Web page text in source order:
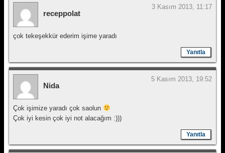
receppolat
3 Kasım 2013, 11:17
çok tekeşekkür ederim işime yaradı
Yanıtla
Nida
5 Kasım 2013, 19:52
Çok işimize yaradı çok saolun
Çok iyi kesin çok iyi not alacağım :)))
Yanıtla